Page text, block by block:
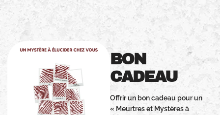
BON
CADEAU
Offrir un bon cadeau pour un
« Meurtres et Mystères à